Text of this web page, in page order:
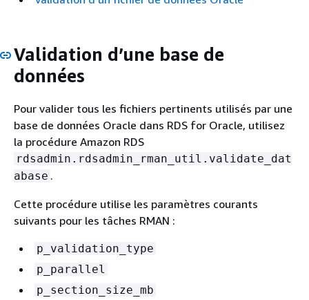
Validation d’une base de
données
Pour valider tous les fichiers pertinents utilisés par une
base de données Oracle dans RDS for Oracle, utilisez
la procédure Amazon RDS
rdsadmin.rdsadmin_rman_util.validate_dat
abase .
Cette procédure utilise les paramètres courants
suivants pour les tâches RMAN :
p_validation_type
p_parallel
p_section_size_mb